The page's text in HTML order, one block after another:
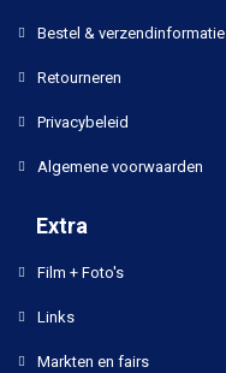
Bestel & verzendinformatie
Retourneren
Privacybeleid
Algemene voorwaarden
Extra
Film + Foto's
Links
Markten en fairs